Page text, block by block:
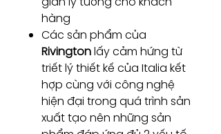
hàng
Các sản phẩm của
Rivingtonlấy cảm hứng từ
triết lý thiết kế của Italia kết
hợp cùng với công nghệ
hiện đại trong quá trình sản
xuất tạo nên những sản